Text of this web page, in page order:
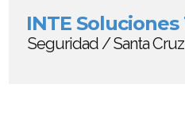
INTE
Seguridad / Santa